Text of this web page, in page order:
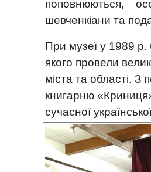
поповнюються,
шевченкіани та
При музеї у 1989 р.
якого провели
міста та області. З
книгарню
сучасної